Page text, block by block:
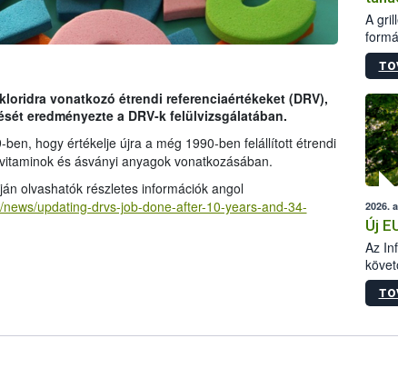
vonatkozó étrendi referenciaértékeket (DRV),
eredményezte a DRV-k felülvizsgálatában.
hogy értékelje újra a még 1990-ben felállított étrendi
és ásványi anyagok vonatkozásában.
olvashatók részletes információk angol
updating-drvs-job-done-after-10-years-and-34-
A
a
2026.
Új
Az